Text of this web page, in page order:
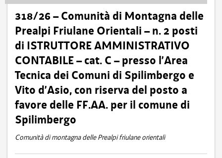
318/26 – Comunità di Montagna delle
Prealpi Friulane Orientali – n. 2 posti
di ISTRUTTORE AMMINISTRATIVO
CONTABILE – cat. C – presso l’Area
Tecnica dei Comuni di Spilimbergo e
Vito d’Asio, con riserva del posto a
favore delle FF.AA. per il comune di
Spilimbergo
Comunità di montagna delle Prealpi friulane orientali